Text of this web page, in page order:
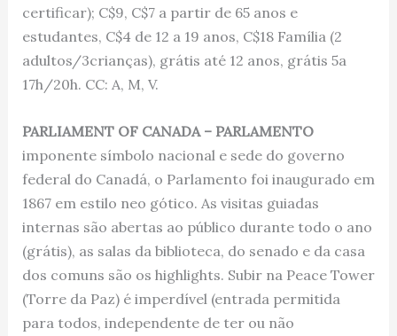
certificar); C$9, C$7 a partir de 65 anos e
estudantes, C$4 de 12 a 19 anos, C$18 Família (2
adultos/3crianças), grátis até 12 anos, grátis 5a
17h/20h. CC: A, M, V.
PARLIAMENT OF CANADA – PARLAMENTO
imponente símbolo nacional e sede do governo
federal do Canadá, o Parlamento foi inaugurado em
1867 em estilo neo gótico. As visitas guiadas
internas são abertas ao público durante todo o ano
(grátis), as salas da biblioteca, do senado e da casa
dos comuns são os highlights. Subir na Peace Tower
(Torre da Paz) é imperdível (entrada permitida
para todos, independente de ter ou não